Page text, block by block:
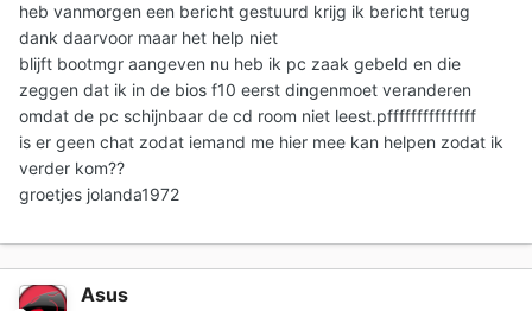
heb vanmorgen een bericht gestuurd krijg ik bericht terug
dank daarvoor maar het help niet
blijft bootmgr aangeven nu heb ik pc zaak gebeld en die
zeggen dat ik in de bios f10 eerst dingenmoet veranderen
omdat de pc schijnbaar de cd room niet leest.pfffffffffffffff
is er geen chat zodat iemand me hier mee kan helpen zodat ik
verder kom??
groetjes jolanda1972
Asus